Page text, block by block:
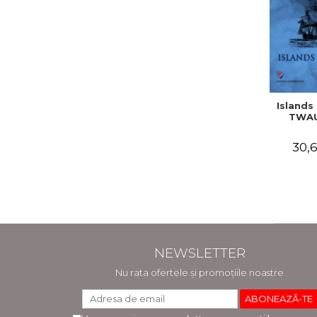
NEWSLETTER
Nu rata ofertele și promoțiile noastre